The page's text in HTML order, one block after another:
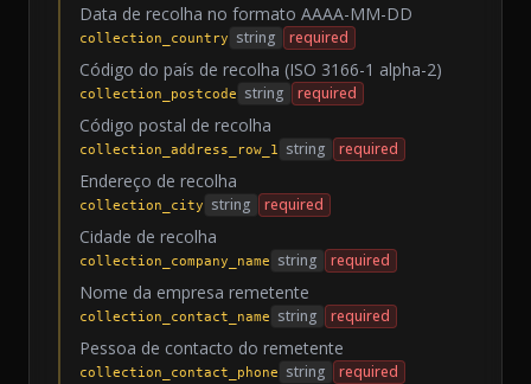
Data de recolha no formato AAAA-MM-DD
collection_country string required
Código do país de recolha (ISO 3166-1 alpha-2)
collection_postcode string required
Código postal de recolha
collection_address_row_1 string required
Endereço de recolha
collection_city string required
Cidade de recolha
collection_company_name string required
Nome da empresa remetente
collection_contact_name string required
Pessoa de contacto do remetente
collection_contact_phone string required